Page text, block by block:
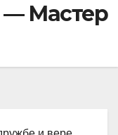
— Мастер